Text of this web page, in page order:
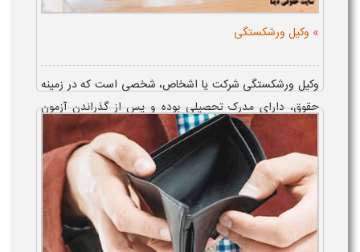
» وکیل ورشکستگی
وکیل ورشکستگی شرکت یا اشخاص، شخصی است که در زمینه
حقوق، دارای مدرک تحصیلی بوده و پس از گذراندن آزمون
وکالت، پروانه خود را دریافت کرده و در دعاوی مربوط به
ورشکستگی تاجر یا شرکت تجارتی، ق...